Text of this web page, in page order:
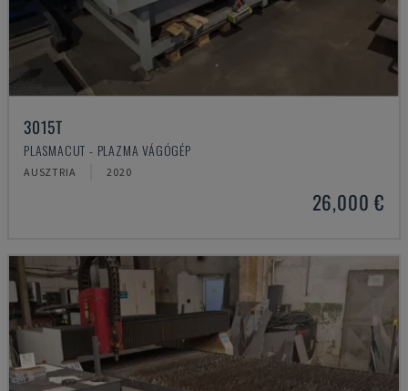
3015T
PLASMACUT - PLAZMA VÁGÓGÉP
AUSZTRIA 2020
26,000 €